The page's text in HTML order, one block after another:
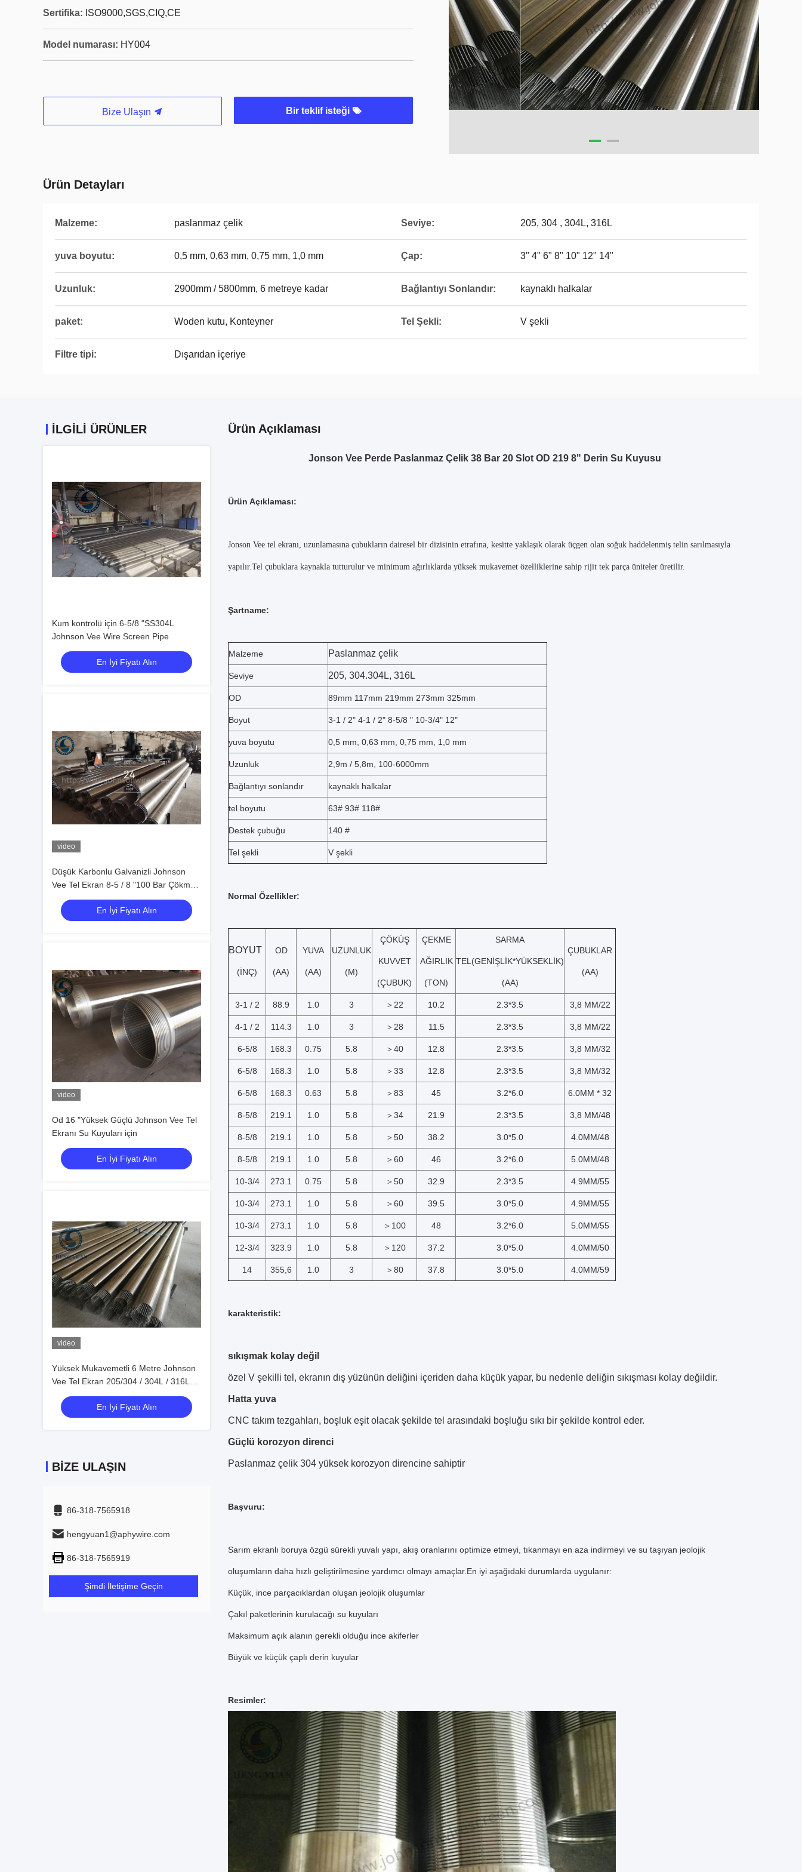
Sertifika: ISO9000,SGS,CIQ,CE
Model numarası: HY004
Bize Ulaşın Bir teklif isteği
Ürün Detayları
Malzeme: paslanmaz çelik Seviye: 205, 304 , 304L, 316L
yuva boyutu: 0,5 mm, 0,63 mm, 0,75 mm, 1,0 mm Çap: 3" 4" 6" 8" 10" 12" 14"
Uzunluk: 2900mm / 5800mm, 6 metreye kadar Bağlantıyı Sonlandır: kaynaklı halkalar
paket: Woden kutu, Konteyner Tel Şekli: V şekli
Filtre tipi: Dışarıdan içeriye
ILGILI ÜRÜNLER
Kum kontrolü için 6-5/8 "SS304L
Johnson Vee Wire Screen Pipe
En İyi Fiyatı Alın
video
Düşük Karbonlu Galvanizli Johnson
Vee Tel Ekran 8-5 / 8 "100 Bar Çökme
Mukavemeti
En İyi Fiyatı Alın
video
Od 16 "Yüksek Güçlü Johnson Vee Tel
Ekranı Su Kuyuları için
En İyi Fiyatı Alın
video
Yüksek Mukavemetli 6 Metre Johnson
Vee Tel Ekran 205/304 / 304L / 316L
Sınıfı
En İyi Fiyatı Alın
BIZE ULAŞIN
86-318-7565918
hengyuan1@aphywire.com
86-318-7565919
Şimdi İletişime Geçin
Ürün Açıklaması
Jonson Vee Perde Paslanmaz Çelik 38 Bar 20 Slot OD 219 8" Derin Su Kuyusu
Ürün Açıklaması:
Jonson Vee tel ekranı, uzunlamasına çubukların dairesel bir dizisinin etrafına, kesitte yaklaşık olarak üçgen olan soğuk haddelenmiş telin sarılmasıyla
yapılır.Tel çubuklara kaynakla tutturulur ve minimum ağırlıklarda yüksek mukavemet özelliklerine sahip rijit tek parça üniteler üretilir.
Şartname:
Malzeme Paslanmaz çelik
Seviye 205, 304.304L, 316L
OD 89mm 117mm 219mm 273mm 325mm
Boyut 3-1 / 2" 4-1 / 2" 8-5/8 " 10-3/4" 12"
yuva boyutu 0,5 mm, 0,63 mm, 0,75 mm, 1,0 mm
Uzunluk 2,9m / 5,8m, 100-6000mm
Bağlantıyı sonlandır kaynaklı halkalar
tel boyutu 63# 93# 118#
Destek çubuğu 140 #
Tel şekli V şekli
Normal Özellikler:
BOYUT
(İNÇ)
OD
(AA)
YUVA
(AA)
UZUNLUK
(M)
ÇÖKÜŞ
KUVVET
(ÇUBUK)
ÇEKME
AĞIRLIK
(TON)
SARMA
TEL(GENİŞLİK*YÜKSEKLİK)
(AA)
ÇUBUKLAR
(AA)
3-1 / 2 88.9 1.0 3 ＞22 10.2 2.3*3.5 3,8 MM/22
4-1 / 2 114.3 1.0 3 ＞28 11.5 2.3*3.5 3,8 MM/22
6-5/8 168.3 0.75 5.8 ＞40 12.8 2.3*3.5 3,8 MM/32
6-5/8 168.3 1.0 5.8 ＞33 12.8 2.3*3.5 3,8 MM/32
6-5/8 168.3 0.63 5.8 ＞83 45 3.2*6.0 6.0MM * 32
8-5/8 219.1 1.0 5.8 ＞34 21.9 2.3*3.5 3,8 MM/48
8-5/8 219.1 1.0 5.8 ＞50 38.2 3.0*5.0 4.0MM/48
8-5/8 219.1 1.0 5.8 ＞60 46 3.2*6.0 5.0MM/48
10-3/4 273.1 0.75 5.8 ＞50 32.9 2.3*3.5 4.9MM/55
10-3/4 273.1 1.0 5.8 ＞60 39.5 3.0*5.0 4.9MM/55
10-3/4 273.1 1.0 5.8 ＞100 48 3.2*6.0 5.0MM/55
12-3/4 323.9 1.0 5.8 ＞120 37.2 3.0*5.0 4.0MM/50
14 355,6 1.0 3 ＞80 37.8 3.0*5.0 4.0MM/59
karakteristik:
sıkışmak kolay değil
özel V şekilli tel, ekranın dış yüzünün deliğini içeriden daha küçük yapar, bu nedenle deliğin sıkışması kolay değildir.
Hatta yuva
CNC takım tezgahları, boşluk eşit olacak şekilde tel arasındaki boşluğu sıkı bir şekilde kontrol eder.
Güçlü korozyon direnci
Paslanmaz çelik 304 yüksek korozyon direncine sahiptir
Başvuru:
Sarım ekranlı boruya özgü sürekli yuvalı yapı, akış oranlarını optimize etmeyi, tıkanmayı en aza indirmeyi ve su taşıyan jeolojik
oluşumların daha hızlı geliştirilmesine yardımcı olmayı amaçlar.En iyi aşağıdaki durumlarda uygulanır:
Küçük, ince parçacıklardan oluşan jeolojik oluşumlar
Çakıl paketlerinin kurulacağı su kuyuları
Maksimum açık alanın gerekli olduğu ince akiferler
Büyük ve küçük çaplı derin kuyular
Resimler: